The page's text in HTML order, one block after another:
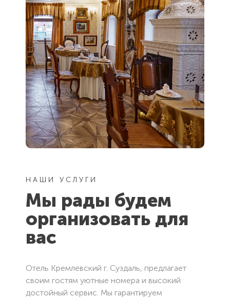
зовут?
Электронная
почта
Сообщение
Отправляя
форму Вы
соглашаетесь
с
пользовательским
соглашением
Отправить
зовут?
Контактный
телефон
Сообщение
Отправляя
форму Вы
соглашаетесь
с
пользовательским
соглашением
Отправить
Спасибо, мы
Вам
перезвоним.
Закрыть
НАШИ УСЛУГИ
Мы рады будем
организовать для
вас
Отель Кремлевский г. Суздаль, предлагает
своим гостям уютные номера и высокий
достойный сервис. Мы гарантируем